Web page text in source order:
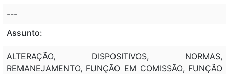
---
Assunto:
ALTERAÇÃO, DISPOSITIVOS, NORMAS,
REMANEJAMENTO, FUNÇÃO EM COMISSÃO, FUNÇÃO